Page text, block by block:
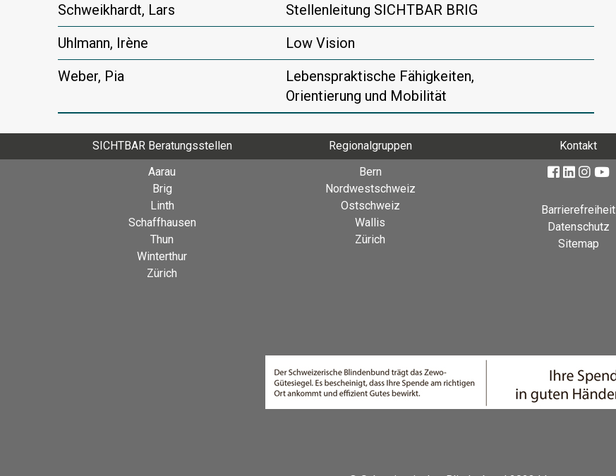
Schweikhardt, Lars
Stellenleitung SICHTBAR BRIG
Uhlmann, Irène
Low Vision
Weber, Pia
Lebenspraktische Fähigkeiten,
Orientierung und Mobilität
SICHTBAR Beratungsstellen
Aarau
Brig
Linth
Schaffhausen
Thun
Winterthur
Zürich
Regionalgruppen
Bern
Nordwestschweiz
Ostschweiz
Wallis
Zürich
Kontakt
Barrierefreiheit
Datenschutz
Sitemap